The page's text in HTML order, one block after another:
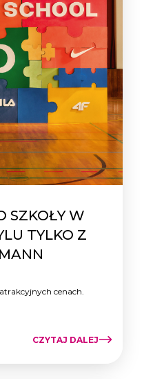
SZKOŁY W
TYLKO Z
cenach.
CZYTAJ DALEJ